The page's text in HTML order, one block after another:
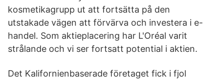
kosmetikagrupp ut att fortsätta på den
utstakade vägen att förvärva och investera i e-
handel. Som aktieplacering har L'Oréal varit
strålande och vi ser fortsatt potential i aktien.
Det Kalifornienbaserade företaget fick i fjol